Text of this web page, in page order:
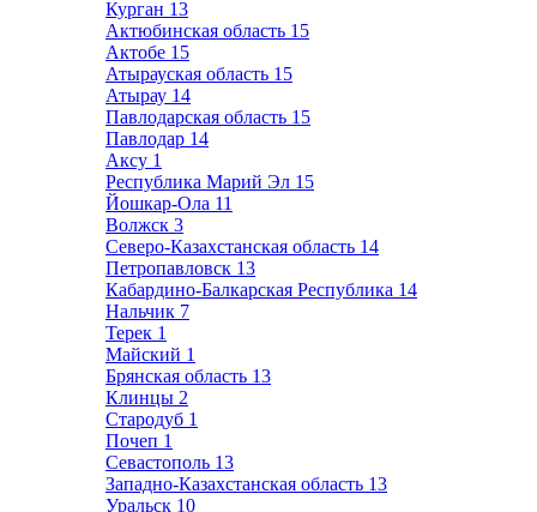
Курган 13
Актюбинская область 15
Актобе 15
Атырауская область 15
Атырау 14
Павлодарская область 15
Павлодар 14
Аксу 1
Республика Марий Эл 15
Йошкар-Ола 11
Волжск 3
Северо-Казахстанская область 14
Петропавловск 13
Кабардино-Балкарская Республика 14
Нальчик 7
Терек 1
Майский 1
Брянская область 13
Клинцы 2
Стародуб 1
Почеп 1
Севастополь 13
Западно-Казахстанская область 13
Уральск 10